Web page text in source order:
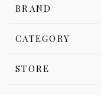
BRAND
CATEGORY
STORE